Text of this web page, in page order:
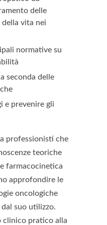
delle
vita nei
normative su
seconda delle
e prevenire gli
professionisti che
teoriche
farmacocinetica
approfondire le
oncologiche
suo utilizzo.
clinico pratico alla